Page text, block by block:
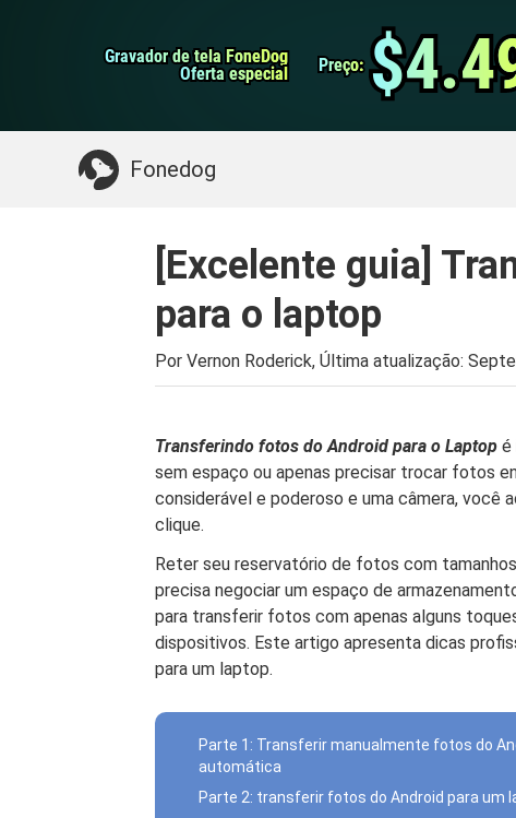
Gravador de tela FoneDog
Gravador de tela FoneDog
Oferta especial
Oferta especial Preço:
Preço:
Fonedog
iPhone Cleaner
Algo que você pode precisar:
[Excelente guia]
para o laptop
Por Vernon Roderick, Última atualização:
Transferindo fotos do Android para o Laptop é
sem espaço ou apenas precisar trocar fotos
considerável e poderoso e uma câmera,
clique.
Reter seu reservatório de fotos com
precisa negociar um espaço de
para transferir fotos com apenas alguns
dispositivos. Este artigo apresenta dicas
para um laptop.
Parte 1: Transferir manualmente fotos do
automática
Parte 2: transferir fotos do Android para um